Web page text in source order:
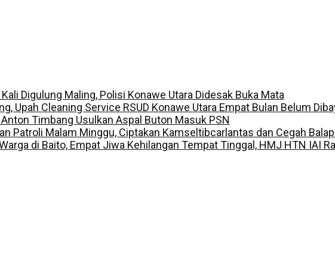
Digulung Maling, Polisi Konawe Utara Didesak Buka Mata
Upah Cleaning Service RSUD Konawe Utara Empat Bulan Belum
Timbang Usulkan Aspal Buton Masuk PSN
Patroli Malam Minggu, Ciptakan Kamseltibcarlantas dan Cegah
di Baito, Empat Jiwa Kehilangan Tempat Tinggal, HMJ HTN IAI